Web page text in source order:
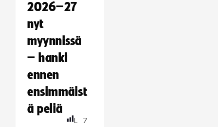
2026–27
nyt
myynnissä
– hanki
ennen
ensimmäist
ä peliä
L
7